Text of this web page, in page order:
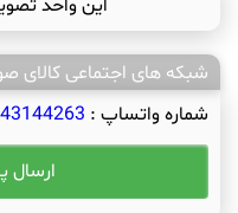
این واحد
شبکه های اجتماعی کالای
شماره واتساپ :
ارسال